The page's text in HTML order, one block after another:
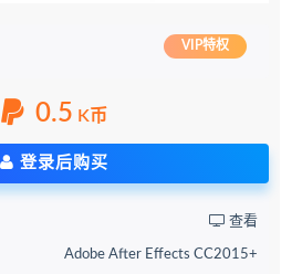
VIP特权
0.5 K币
登录后购买
查看
Adobe After Effects CC2015+